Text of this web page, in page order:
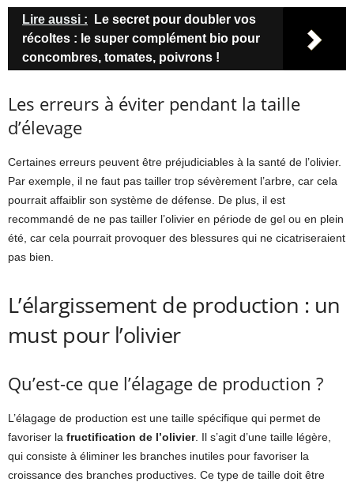
Lire aussi :
Le secret pour doubler vos
récoltes : le super complément bio pour
concombres, tomates, poivrons !
Les erreurs à éviter pendant la taille
d’élevage
Certaines erreurs peuvent être préjudiciables à la santé de l’olivier.
Par exemple, il ne faut pas tailler trop sévèrement l’arbre, car cela
pourrait affaiblir son système de défense. De plus, il est
recommandé de ne pas tailler l’olivier en période de gel ou en plein
été, car cela pourrait provoquer des blessures qui ne cicatriseraient
pas bien.
L’élargissement de production : un
must pour l’olivier
Qu’est-ce que l’élagage de production ?
L’élagage de production est une taille spécifique qui permet de
favoriser la fructification de l’olivier. Il s’agit d’une taille légère,
qui consiste à éliminer les branches inutiles pour favoriser la
croissance des branches productives. Ce type de taille doit être